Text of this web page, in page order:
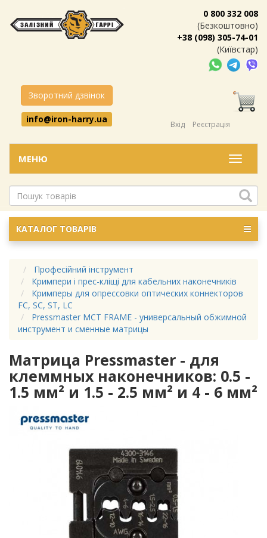
0 800 332 008
(Безкоштовно)
+38 (098) 305-74-01
(Київстар)
Зворотний дзвінок
info@iron-harry.ua
Вхід Реєстрація
Меню
МЕНЮ
КАТАЛОГ ТОВАРІВ
Професійний інструмент
Кримпери і прес-кліщі для кабельних наконечників
Кримперы для опрессовки оптических коннекторов
FC, SC, ST, LC
Pressmaster MCT FRAME - универсальный обжимной
инструмент и сменные матрицы
Матрица Pressmaster - для
клеммных наконечников: 0.5 -
1.5 мм² и 1.5 - 2.5 мм² и 4 - 6 мм²